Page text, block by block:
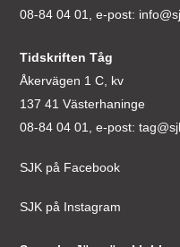
08-84 04 01, e-post:
Tidskriften Tåg
Åkervägen 1 C, kv
137 41 Västerhaninge
08-84 04 01, e-post:
SJK på Facebook
SJK på Instagram